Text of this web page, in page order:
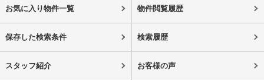
お気に入り物件一覧 物件閲覧履歴
保存した検索条件 検索履歴
スタッフ紹介 お客様の声